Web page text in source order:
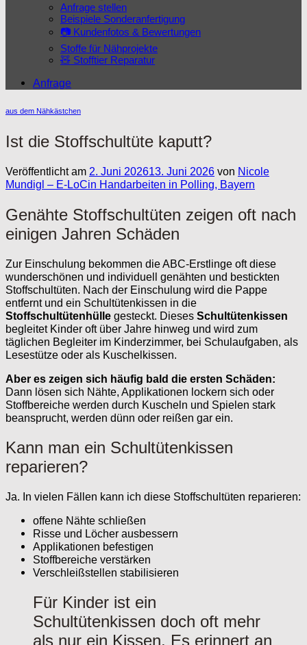
Anfrage stellen
Beispiele Sonderanfertigung
📷 Kundenfotos & Bewertungen
Stoffe für Nähprojekte
🧸 Stofftier Reparatur
Anfrage
aus dem Nähkästchen
Ist die Stoffschultüte kaputt?
Veröffentlicht am 2. Juni 202613. Juni 2026 von Nicole
Mundigl – E-LoCin Handarbeiten in Polling, Bayern
Genähte Stoffschultüten zeigen oft nach
einigen Jahren Schäden
Zur Einschulung bekommen die ABC-Erstlinge oft diese
wunderschönen und individuell genähten und bestickten
Stoffschultüten. Nach der Einschulung wird die Pappe
entfernt und ein Schultütenkissen in die
Stoffschultütenhülle gesteckt. Dieses Schultütenkissen
begleitet Kinder oft über Jahre hinweg und wird zum
täglichen Begleiter im Kinderzimmer, bei Schulaufgaben, als
Lesestütze oder als Kuschelkissen.
Aber es zeigen sich häufig bald die ersten Schäden:
Dann lösen sich Nähte, Applikationen lockern sich oder
Stoffbereiche werden durch Kuscheln und Spielen stark
beansprucht, werden dünn oder reißen gar ein.
Kann man ein Schultütenkissen
reparieren?
Ja. In vielen Fällen kann ich diese Stoffschultüten reparieren:
offene Nähte schließen
Risse und Löcher ausbessern
Applikationen befestigen
Stoffbereiche verstärken
Verschleißstellen stabilisieren
Für Kinder ist ein
Schultütenkissen doch oft mehr
als nur ein Kissen. Es erinnert an